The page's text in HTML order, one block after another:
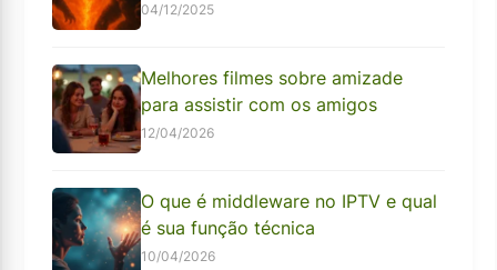
04/12/2025
Melhores filmes sobre amizade
para assistir com os amigos
12/04/2026
O que é middleware no IPTV e qual
é sua função técnica
10/04/2026